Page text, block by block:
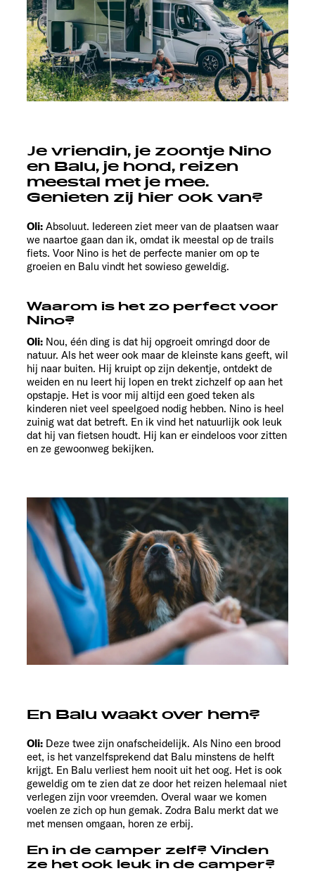
Je vriendin, je zoontje Nino
en Balu, je hond, reizen
meestal met je mee.
Genieten zij hier ook van?
Oli: Absoluut. Iedereen ziet meer van de plaatsen waar
we naartoe gaan dan ik, omdat ik meestal op de trails
fiets. Voor Nino is het de perfecte manier om op te
groeien en Balu vindt het sowieso geweldig.
Waarom is het zo perfect voor
Nino?
Oli: Nou, één ding is dat hij opgroeit omringd door de
natuur. Als het weer ook maar de kleinste kans geeft, wil
hij naar buiten. Hij kruipt op zijn dekentje, ontdekt de
weiden en nu leert hij lopen en trekt zichzelf op aan het
opstapje. Het is voor mij altijd een goed teken als
kinderen niet veel speelgoed nodig hebben. Nino is heel
zuinig wat dat betreft. En ik vind het natuurlijk ook leuk
dat hij van fietsen houdt. Hij kan er eindeloos voor zitten
en ze gewoonweg bekijken.
En Balu waakt over hem?
Oli: Deze twee zijn onafscheidelijk. Als Nino een brood
eet, is het vanzelfsprekend dat Balu minstens de helft
krijgt. En Balu verliest hem nooit uit het oog. Het is ook
geweldig om te zien dat ze door het reizen helemaal niet
verlegen zijn voor vreemden. Overal waar we komen
voelen ze zich op hun gemak. Zodra Balu merkt dat we
met mensen omgaan, horen ze erbij.
En in de camper zelf? Vinden
ze het ook leuk in de camper?